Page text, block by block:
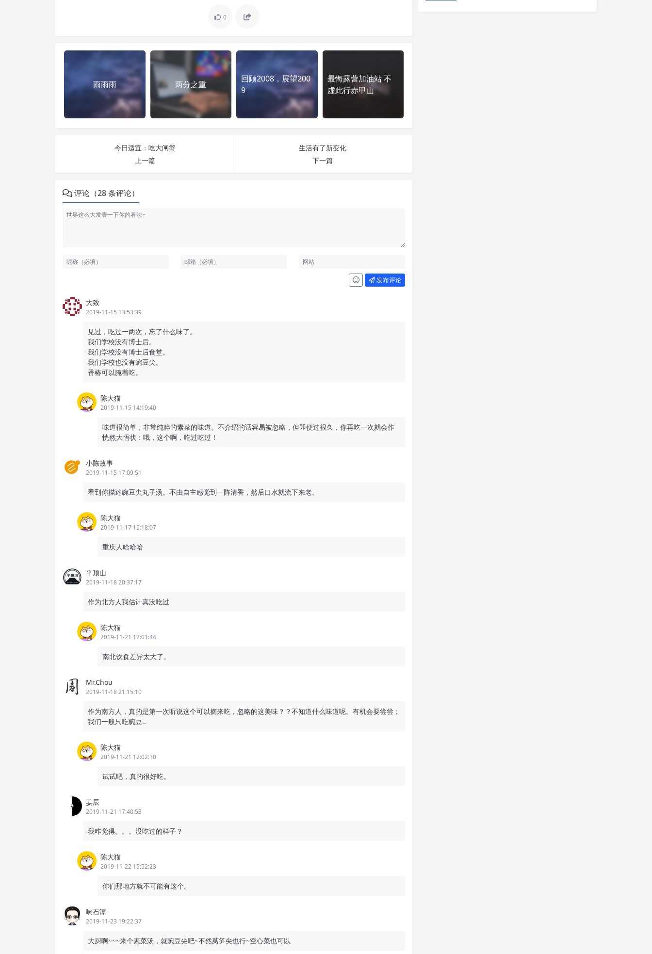
0
雨雨雨 两分之重
回顾2008，展望200
9
最悔露营加油站 不
虚此行赤甲山
今日适宜：吃大闸蟹
上一篇
生活有了新变化
下一篇
评论（28 条评论）
发布评论
大致
2019-11-15 13:53:39
见过，吃过一两次，忘了什么味了。
我们学校没有博士后。
我们学校没有博士后食堂。
我们学校也没有豌豆尖。
香椿可以腌着吃。
陈大猫
2019-11-15 14:19:40
味道很简单，非常纯粹的素菜的味道。不介绍的话容易被忽略，但即便过很久，你再吃一次就会作
恍然大悟状：哦，这个啊，吃过吃过！
小陈故事
2019-11-15 17:09:51
看到你描述豌豆尖丸子汤。不由自主感觉到一阵清香，然后口水就流下来老。
陈大猫
2019-11-17 15:18:07
重庆人哈哈哈
平顶山
2019-11-18 20:37:17
作为北方人我估计真没吃过
陈大猫
2019-11-21 12:01:44
南北饮食差异太大了。
Mr.Chou
2019-11-18 21:15:10
作为南方人，真的是第一次听说这个可以摘来吃，忽略的这美味？？不知道什么味道呢。有机会要尝尝；
我们一般只吃豌豆..
陈大猫
2019-11-21 12:02:10
试试吧，真的很好吃。
姜辰
2019-11-21 17:40:53
我咋觉得。。。没吃过的样子？
陈大猫
2019-11-22 15:52:23
你们那地方就不可能有这个。
响石潭
2019-11-23 19:22:37
大厨啊~~~来个素菜汤，就豌豆尖吧~不然莴笋尖也行~空心菜也可以